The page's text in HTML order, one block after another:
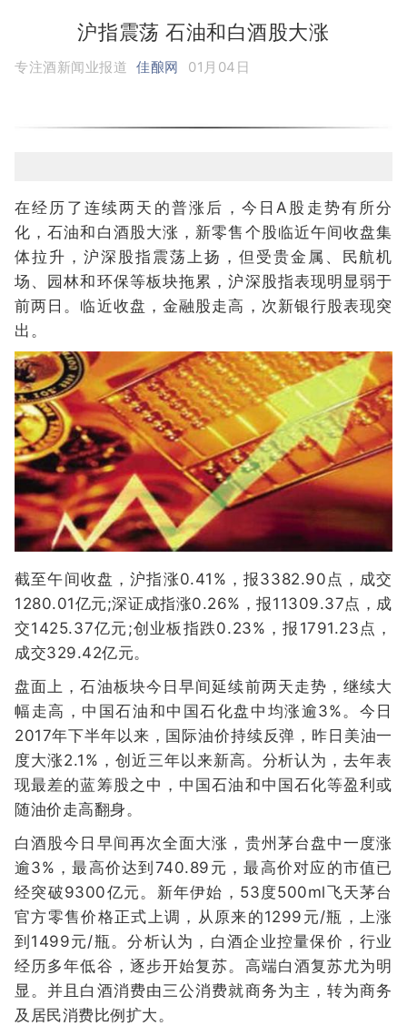
沪指震荡 石油和白酒股大涨
专注酒新闻业报道 佳酿网 01月04日
在经历了连续两天的普涨后，今日A股走势有所分
化，石油和白酒股大涨，新零售个股临近午间收盘集
体拉升，沪深股指震荡上扬，但受贵金属、民航机
场、园林和环保等板块拖累，沪深股指表现明显弱于
前两日。临近收盘，金融股走高，次新银行股表现突
出。
截至午间收盘，沪指涨0.41%，报3382.90点，成交
1280.01亿元;深证成指涨0.26%，报11309.37点，成
交1425.37亿元;创业板指跌0.23%，报1791.23点，
成交329.42亿元。
盘面上，石油板块今日早间延续前两天走势，继续大
幅走高，中国石油和中国石化盘中均涨逾3%。今日
2017年下半年以来，国际油价持续反弹，昨日美油一
度大涨2.1%，创近三年以来新高。分析认为，去年表
现最差的蓝筹股之中，中国石油和中国石化等盈利或
随油价走高翻身。
白酒股今日早间再次全面大涨，贵州茅台盘中一度涨
逾3%，最高价达到740.89元，最高价对应的市值已
经突破9300亿元。新年伊始，53度500ml飞天茅台
官方零售价格正式上调，从原来的1299元/瓶，上涨
到1499元/瓶。分析认为，白酒企业控量保价，行业
经历多年低谷，逐步开始复苏。高端白酒复苏尤为明
显。并且白酒消费由三公消费就商务为主，转为商务
及居民消费比例扩大。